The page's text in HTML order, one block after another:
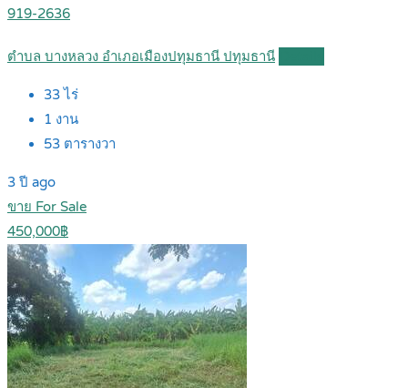
919-2636
ตำบล บางหลวง อำเภอเมืองปทุมธานี ปทุมธานี
33 ไร่
1 งาน
53 ตารางวา
3 ปี ago
ขาย For Sale
450,000฿